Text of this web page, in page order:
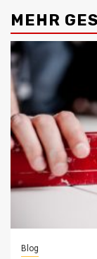
MEHR
Blog